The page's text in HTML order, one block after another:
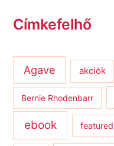
Címkefelhő
Agave akciók
Bernie Rhodenbarr
ebook featured